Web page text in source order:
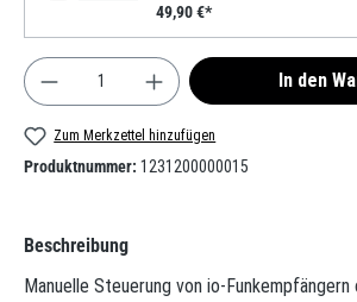
49,90 €*
Produkt Anzahl: Gib den In den
Zum Merkzettel hinzufügen
Produktnummer: 1231200000015
Beschreibung
Manuelle Steuerung von io-